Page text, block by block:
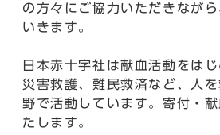
の方々にご協力いただきなが
いきます。
日本赤十字社は献血活動をは
災害救護、難民救済など、人
野で活動しています。寄付・
たします。